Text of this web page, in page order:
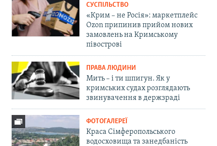
СУСПІЛЬСТВО
«Крим – не Росія»: маркетплейс
Ozon припинив прийом нових
замовлень на Кримському
півострові
ПРАВА ЛЮДИНИ
Мить – і ти шпигун. Як у
кримських судах розглядають
звинувачення в держзраді
ФОТОГАЛЕРЕЇ
Краса Сімферопольського
водосховища та занедбаність